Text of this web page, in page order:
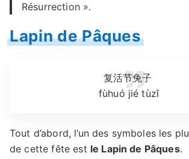
Résurrection ».
Lapin de Pâques
复活节兔子
fùhuó jié tùzǐ
Tout d’abord, l’un des symboles les
de cette fête est le Lapin de Pâques.